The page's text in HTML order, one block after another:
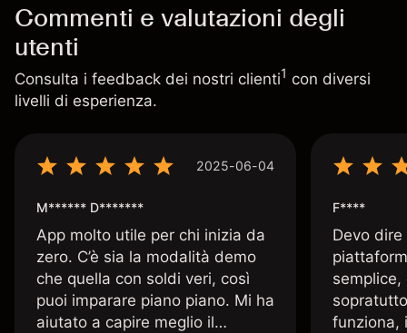
Commenti e valutazioni degli
utenti
Consulta i feedback dei nostri clienti1 con diversi
livelli di esperienza.
2025-06-04
M****** D*******
App molto utile per chi inizia da
zero. C’è sia la modalità demo
che quella con soldi veri, così
puoi imparare piano piano. Mi ha
aiutato a capire meglio il
F****
Devo
funziona,